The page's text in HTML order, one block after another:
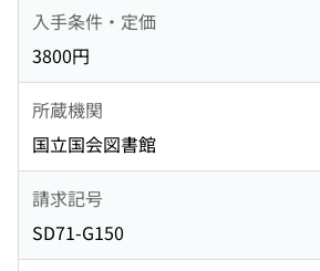
入手条件・定価
3800円
所蔵機関
国立国会図書館
請求記号
SD71-G150